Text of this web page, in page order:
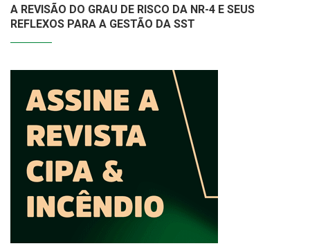
A REVISÃO DO GRAU DE RISCO DA NR-4 E SEUS
REFLEXOS PARA A GESTÃO DA SST